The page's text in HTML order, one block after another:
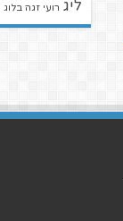
ליג רועי זגה בלוג